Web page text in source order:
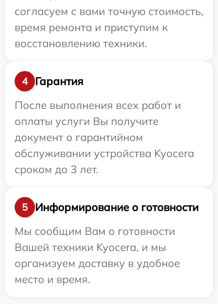
согласуем с вами точную стоимость,
время ремонта и приступим к
восстановлению техники.
4
Гарантия
После выполнения всех работ и
оплаты услуги Вы получите
документ о гарантийном
обслуживании устройства Kyocera
сроком до 3 лет.
5
Информирование о готовности
Мы сообщим Вам о готовности
Вашей техники Kyocera, и мы
организуем доставку в удобное
место и время.